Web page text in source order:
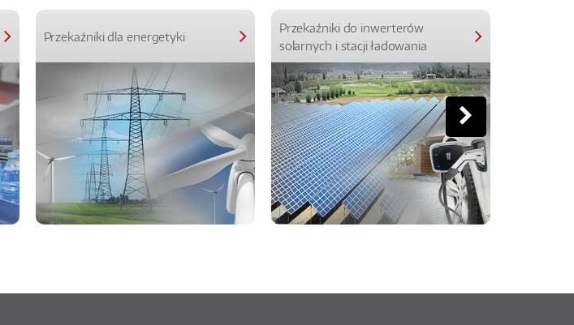
Przekaźniki dla energetyki
Przekaźniki do inwerterów
solarnych i stacji ładowania